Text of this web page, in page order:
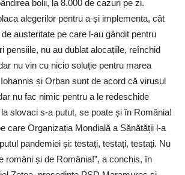
bolii, la 8.000 de cazuri pe zi.
alegerilor pentru a-și implementa, cât
austeritate pe care l-au gândit pentru
pensiile, nu au dublat alocațiile, reînchid
nu vin cu nicio soluție pentru marea
și Orban sunt de acord că virusul
nu fac nimic pentru a le redeschide
slovaci s-a putut, se poate și în România!
care Organizația Mondială a Sănătății l-a
pandemiei și: testați, testați, testați. Nu
români și de România!”, a conchis, în